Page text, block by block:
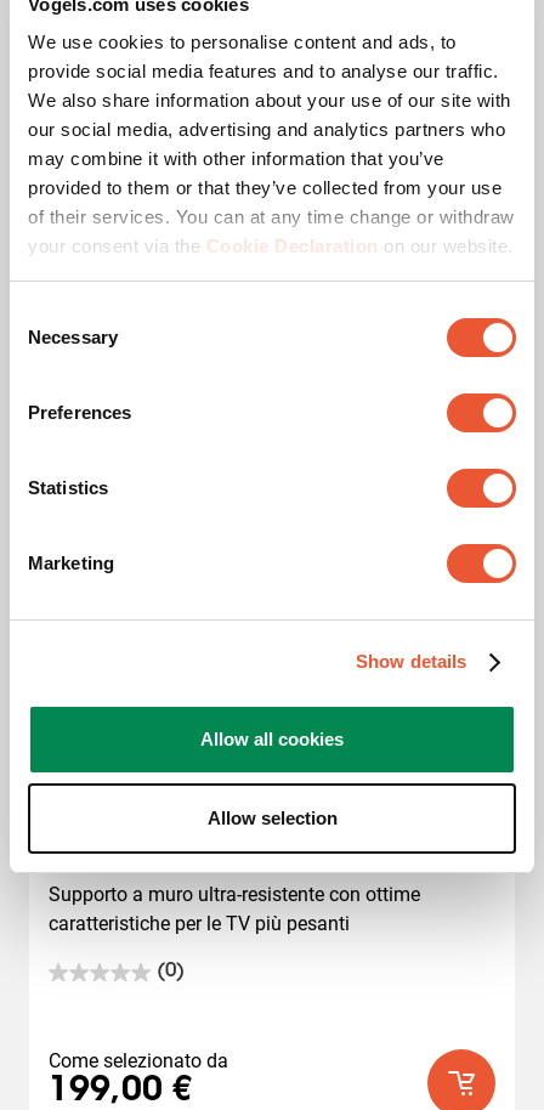
We use cookies to personalise content and ads, to
provide social media features and to analyse our traffic.
We also share information about your use of our site with
our social media, advertising and analytics partners who
may combine it with other information that you’ve
provided to them or that they’ve collected from your use
of their services. You can at any time change or withdraw
your consent via the Cookie Declaration on our website.
Selection
Necessary
Preferences
Statistics
Marketing
Show details
Allow all cookies
Allow selection
La tua TV a parete, esattamente come la vuoi tu, in
massimo 20 minuti
0.0
5
stelle.
Dimensioni della tua TV
Slide 1 of 3
S
19-43"
M
32-65"
L
40-77"
Come selezionato da
Staffa TV Fisso
Supporto a muro ultra-resistente con ottime
caratteristiche per le TV più pesanti
(0)
0.0
stelle.
Come selezionato da
199,00 €